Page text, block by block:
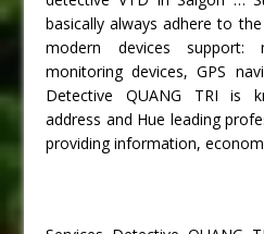
basically always adhere to
modern devices support:
monitoring devices, GPS
Detective QUANG TRI is
address and Hue leading
providing information,